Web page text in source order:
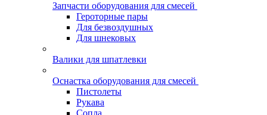
Запчасти оборудования для смесей
Героторные пары
Для безвоздушных
Для шнековых
Валики для шпатлевки
Оснастка оборудования для смесей
Пистолеты
Рукава
Сопла